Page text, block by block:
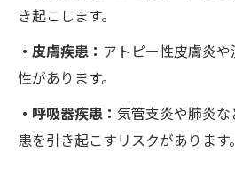
き起こします。
・皮膚疾患： アトピー性皮膚炎
性があります。
・呼吸器疾患： 気管支炎や肺炎
患を引き起こすリスクがあります。